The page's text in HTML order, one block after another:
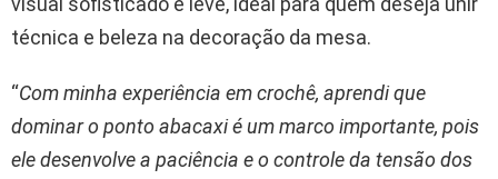
técnica e beleza na decoração da mesa.
“Com minha experiência em crochê, aprendi que
dominar o ponto abacaxi é um marco importante, pois
ele desenvolve a paciência e o controle da tensão dos